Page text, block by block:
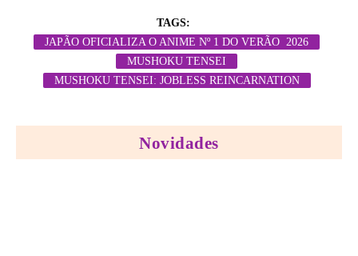
TAGS:
JAPÃO OFICIALIZA O ANIME Nº 1 DO VERÃO 2026
MUSHOKU TENSEI
MUSHOKU TENSEI: JOBLESS REINCARNATION
Novidades